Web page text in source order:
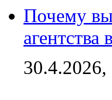
Почему
30.4.2026,